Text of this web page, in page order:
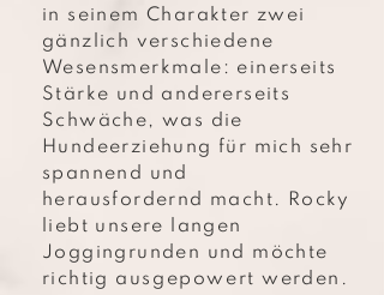
in seinem Charakter zwei
gänzlich verschiedene
Wesensmerkmale: einerseits
Stärke und andererseits
Schwäche, was die
Hundeerziehung für mich sehr
spannend und
herausfordernd macht. Rocky
liebt unsere langen
Joggingrunden und möchte
richtig ausgepowert werden.